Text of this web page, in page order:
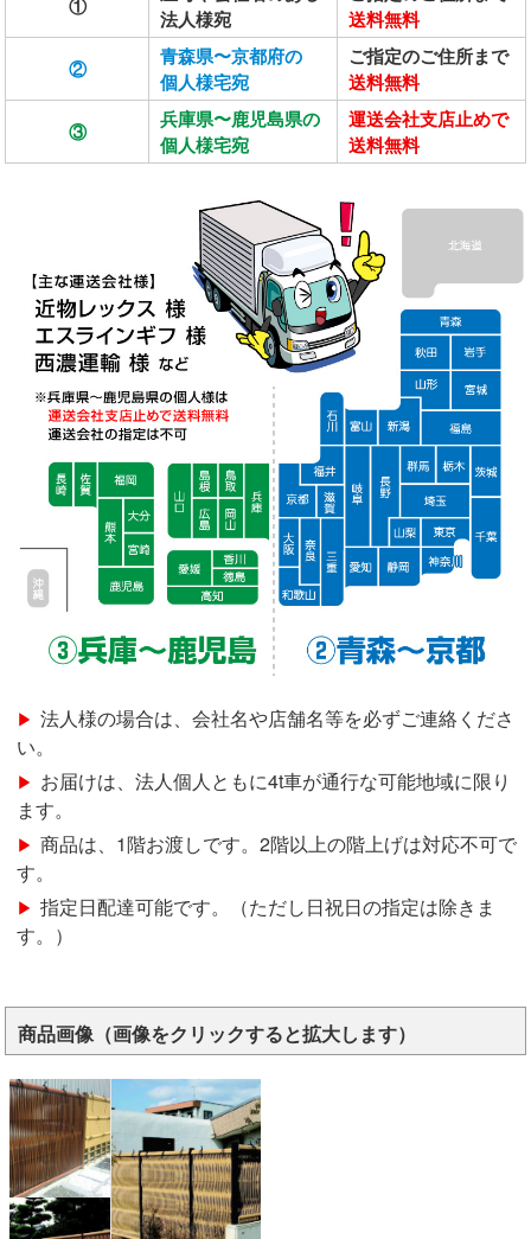
①
法人様宛
送料無料
②
青森県〜京都府の
個人様宅宛
ご指定のご住所まで
送料無料
③
兵庫県〜鹿児島県の
個人様宅宛
運送会社支店止めで
送料無料
法人様の場合は、会社名や店舗名等を必ずご連絡くださ
い。
お届けは、法人個人ともに4t車が通行な可能地域に限り
ます。
商品は、1階お渡しです。2階以上の階上げは対応不可で
す。
指定日配達可能です。（ただし日祝日の指定は除きま
す。）
商品画像（画像をクリックすると拡大します）